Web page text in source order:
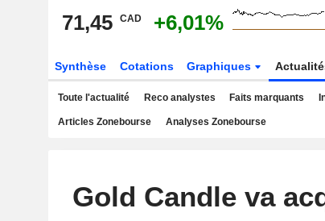
71,45 CAD +6,01%
Synthèse Cotations Graphiques
Toute l'actualité Reco analystes Faits marquants
Articles Zonebourse Analyses Zonebourse
Gold Candle va